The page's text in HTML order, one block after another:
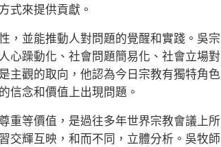
式來提供貢獻。
並能推動人對問題的覺醒和實踐。吳宗
心躁動化、社會問題簡易化、社會立場對
主觀的取向，他認為今日宗教有獨特角色
信念和價值上出現問題。
等價值，是過往多年世界宗教會議上所
交輝互映，和而不同，立體分析。吳牧師